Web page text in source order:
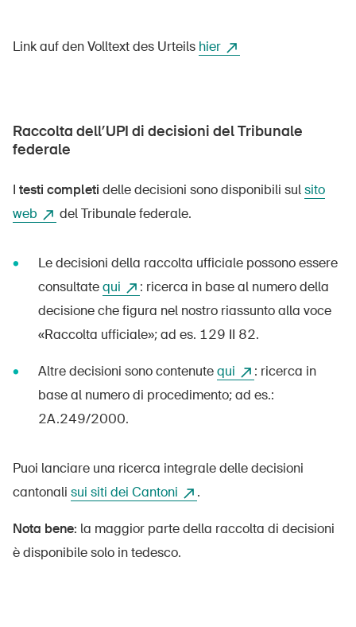
DE FR IT EN
Home
Abbonati alla newsletter
Link auf den Volltext des Urteils hier
Raccolta dell’UPI di decisioni del Tribunale
federale
I testi completi delle decisioni sono disponibili sulsito
web
del Tribunale federale.
Le decisioni della raccolta ufficiale possono essere
consultatequi
: ricerca in base al numero della
decisione che figura nel nostro riassunto alla voce
«Raccolta ufficiale»; ad es. 129 II 82.
Altre decisioni sono contenutequi
: ricerca in
base al numero di procedimento; ad es.:
2A.249/2000.
Puoi lanciare una ricerca integrale delle decisioni
cantonali sui siti dei Cantoni .
Nota bene: la maggior parte della raccolta di decisioni
è disponibile solo in tedesco.